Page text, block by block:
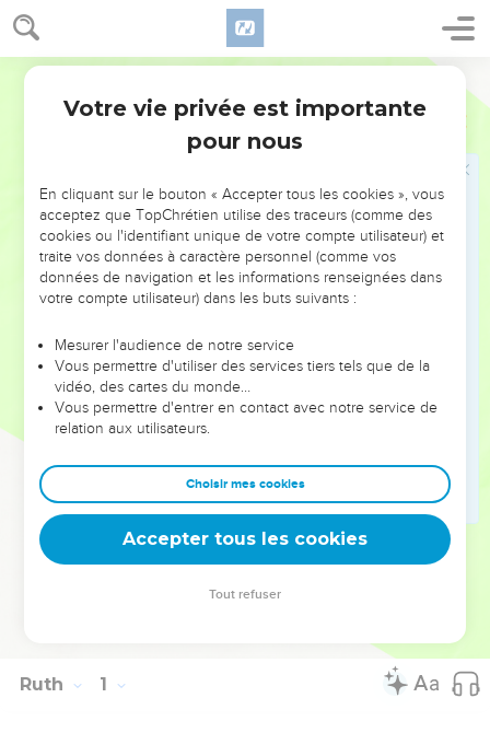
Ruth Introduction
Cette expression d’attachement filial s’accompagne d’une
démarche spirituelle : « Ton peuple sera mon peuple et ton
Dieu sera mon Dieu » (1.16). L’Eternel vient récompenser
champ de Booz, qui l’épouse et lui assure, ainsi qu’à Noémi,
une descendance et la sécurité.
Ce petit chef-d’œuvre littéraire nous fait entrer dans
l’intimité d’une famille qui révère l’Eternel. Il montre
comment Dieu récompense la fidélité des croyants, même
étrangers au peuple d’Israël : Ruth, la Moabite, manifeste un
bel exemple de loyauté envers sa belle-mère et le Dieu de
Construit en quatre tableaux, le récit culmine dans la
généalogie finale : Ruth met au monde un fils qui sera le
grand-père du roi David. C’est ainsi qu’une païenne figure
1.15). Le Nouveau Testament dira encore plus clairement
que l’Eternel, le Dieu d’Israël, est le Dieu de tous ceux qui
placent leur confiance en lui.
permission. All rights reserved worldwide.
Ruth 1
Votre vie privée est importante
pour nous
En cliquant sur le bouton « Accepter tous les cookies », vous
acceptez que TopChrétien utilise des traceurs (comme des
cookies ou l'identifiant unique de votre compte utilisateur) et
traite vos données à caractère personnel (comme vos
données de navigation et les informations renseignées dans
votre compte utilisateur) dans les buts suivants :
Mesurer l'audience de notre service
Vous permettre d'utiliser des services tiers tels que de la
vidéo, des cartes du monde…
Vous permettre d'entrer en contact avec notre service de
relation aux utilisateurs.
Choisir mes cookies
Accepter tous les cookies
Tout refuser